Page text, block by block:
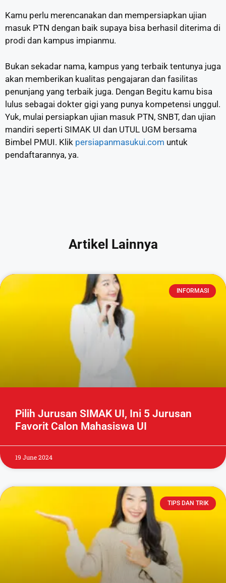
Kamu perlu merencanakan dan mempersiapkan ujian
masuk PTN dengan baik supaya bisa berhasil diterima di
prodi dan kampus impianmu.
Bukan sekadar nama, kampus yang terbaik tentunya juga
akan memberikan kualitas pengajaran dan fasilitas
penunjang yang terbaik juga. Dengan Begitu kamu bisa
lulus sebagai dokter gigi yang punya kompetensi unggul.
Yuk, mulai persiapkan ujian masuk PTN, SNBT, dan ujian
mandiri seperti SIMAK UI dan UTUL UGM bersama
Bimbel PMUI. Klik persiapanmasukui.com untuk
pendaftarannya, ya.
Artikel Lainnya
INFORMASI
Pilih Jurusan SIMAK UI, Ini 5 Jurusan
Favorit Calon Mahasiswa UI
19 June 2024
TIPS DAN TRIK